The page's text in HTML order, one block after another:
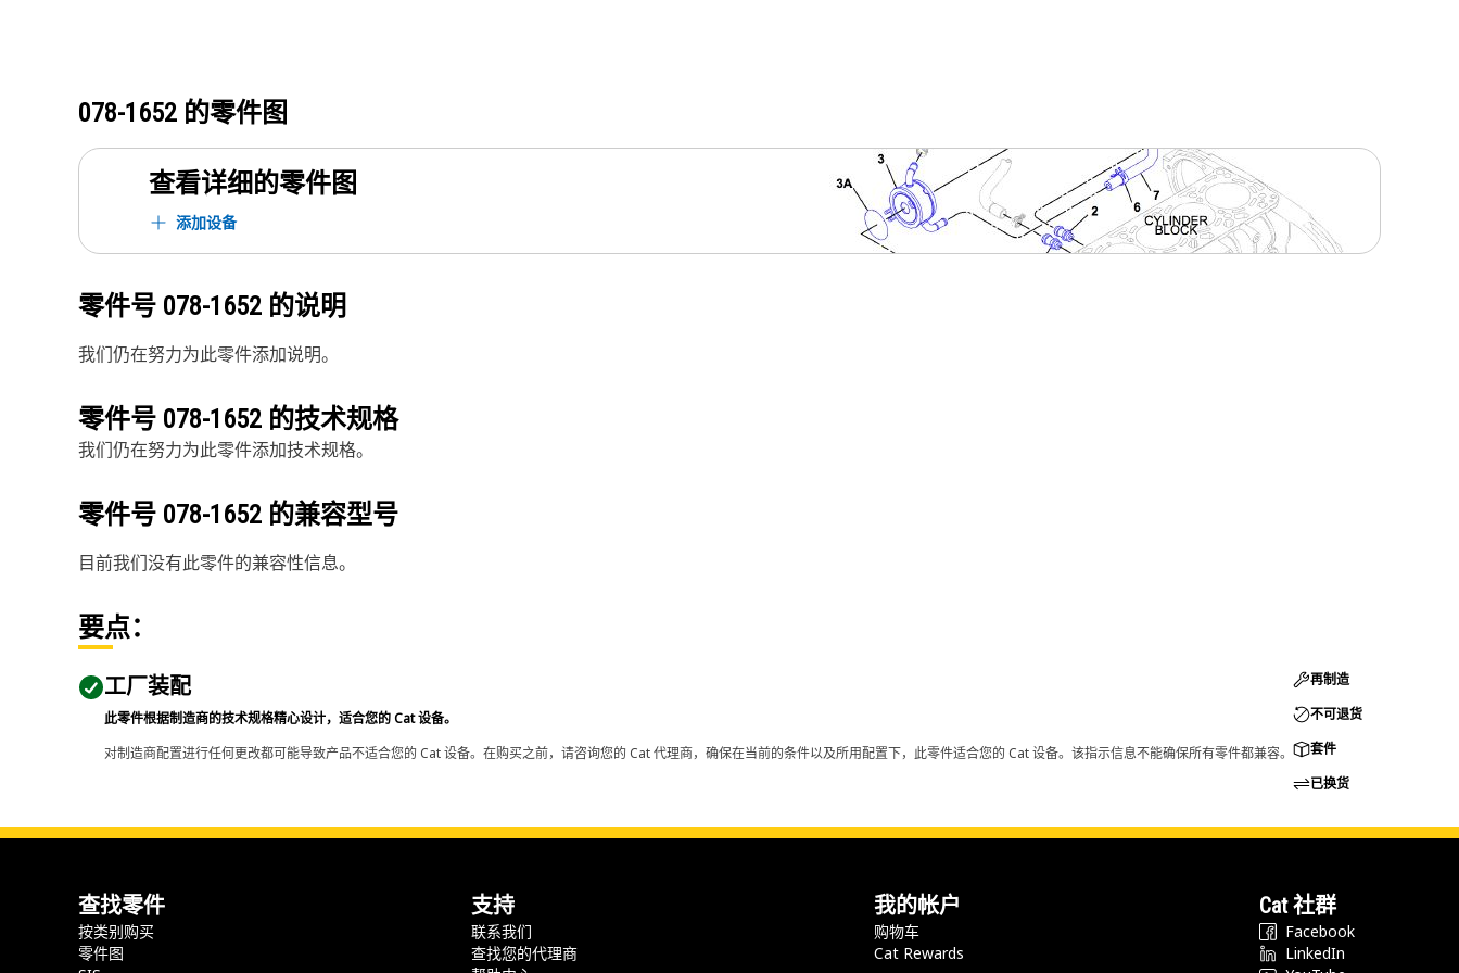
078-1652 的零件图
查看详细的零件图
添加设备
零件号 078-1652 的说明
我们仍在努力为此零件添加说明。
零件号 078-1652 的技术规格
我们仍在努力为此零件添加技术规格。
零件号 078-1652 的兼容型号
目前我们没有此零件的兼容性信息。
要点：
工厂装配
此零件根据制造商的技术规格精心设计，适合您的 Cat 设备。
对制造商配置进行任何更改都可能导致产品不适合您的 Cat 设备。在购买之前，请咨询您的 Cat 代理商，确保在当前的条件以及所用配置下，此零件适合您的 Cat 设备。该指示信息不能确保所有零件都兼容。
再制造
不可退货
套件
已换货
查找零件
按类别购买
零件图
支持
联系我们
查找您的代理商
我的帐户
购物车
Cat Rewards
Cat 社群
Facebook
LinkedIn